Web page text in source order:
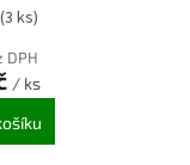
(3 ks)
DPH
/ ks